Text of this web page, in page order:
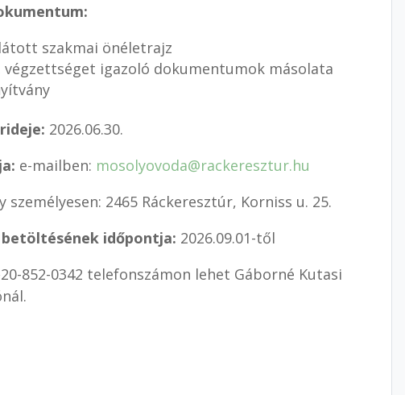
szakmai önéletrajz
igazoló dokumentumok másolata
2026.06.30.
e-mailben: mosolyovoda@rackeresztur.hu
2465 Ráckeresztúr, Korniss u. 25.
időpontja: 2026.09.01-től
852-0342 telefonszámon lehet Gáborné Kutasi